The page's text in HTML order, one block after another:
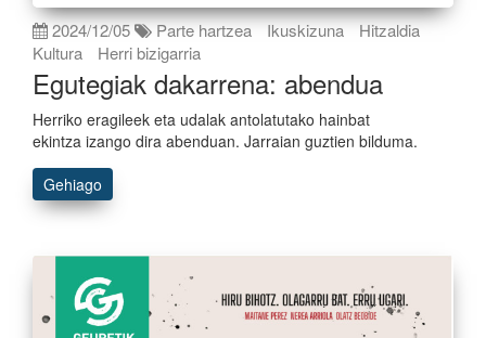
2024/12/05 Parte hartzea Ikuskizuna
Hitzaldia
Kultura
Herri bizigarria
Egutegiak dakarrena: abendua
Herriko eragileek eta udalak antolatutako hainbat
ekintza izango dira abenduan. Jarraian guztien bilduma.
Gehiago